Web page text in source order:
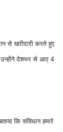
से खरीदारी करते हुए
उन्होंने देशभर से आए 4
कि संविधान हमारे